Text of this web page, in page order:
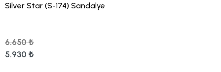
Silver Star (S-174) Sandalye
6.650 ₺
5.930 ₺